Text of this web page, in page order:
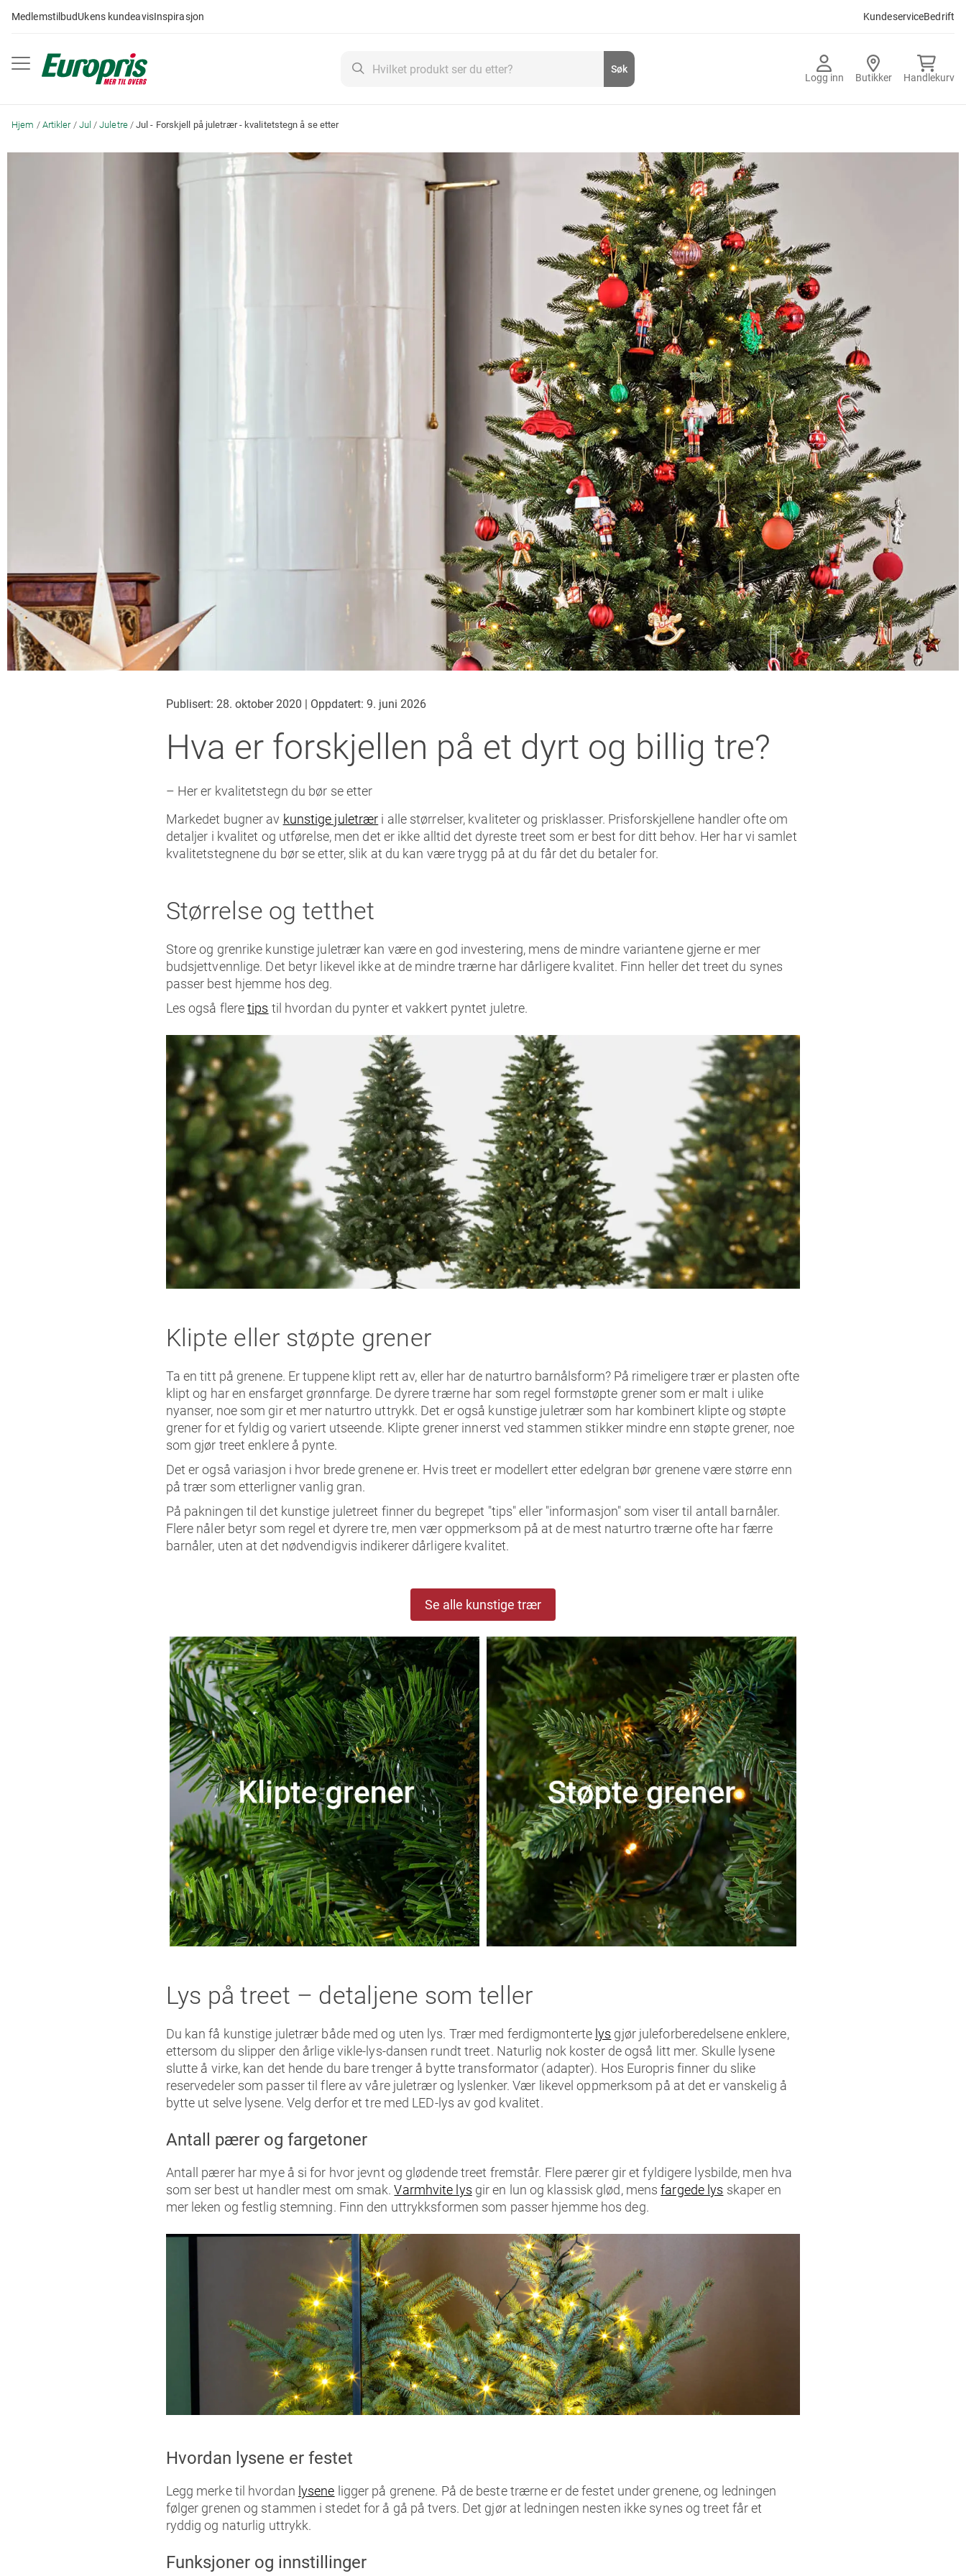
til
MedlemstilbudUkens kundeavisInspirasjon KundeserviceBedrift
Logg inn Butikker Handlekurv
Søk
Hjem Artikler Jul Juletre Jul - Forskjell på juletrær - kvalitetstegn å se etter
Publisert: 28. oktober 2020 | Oppdatert: 9. juni 2026
Hva er forskjellen på et dyrt og billig tre?
– Her er kvalitetstegn du bør se etter
Markedet bugner av kunstige juletrær i alle størrelser, kvaliteter og prisklasser. Prisforskjellene handler ofte om
detaljer i kvalitet og utførelse, men det er ikke alltid det dyreste treet som er best for ditt behov. Her har vi samlet
kvalitetstegnene du bør se etter, slik at du kan være trygg på at du får det du betaler for.
Størrelse og tetthet
Store og grenrike kunstige juletrær kan være en god investering, mens de mindre variantene gjerne er mer
budsjettvennlige. Det betyr likevel ikke at de mindre trærne har dårligere kvalitet. Finn heller det treet du synes
passer best hjemme hos deg.
Les også fleretips til hvordan du pynter et vakkert pyntet juletre.
Klipte eller støpte grener
Ta en titt på grenene. Er tuppene klipt rett av, eller har de naturtro barnålsform? På rimeligere trær er plasten ofte
klipt og har en ensfarget grønnfarge. De dyrere trærne har som regel formstøpte grener som er malt i ulike
nyanser, noe som gir et mer naturtro uttrykk. Det er også kunstige juletrær som har kombinert klipte og støpte
grener for et fyldig og variert utseende. Klipte grener innerst ved stammen stikker mindre enn støpte grener, noe
som gjør treet enklere å pynte.
Det er også variasjon i hvor brede grenene er. Hvis treet er modellert etter edelgran bør grenene være større enn
på trær som etterligner vanlig gran.
På pakningen til det kunstige juletreet finner du begrepet "tips" eller "informasjon" som viser til antall barnåler.
Flere nåler betyr som regel et dyrere tre, men vær oppmerksom på at de mest naturtro trærne ofte har færre
barnåler, uten at det nødvendigvis indikerer dårligere kvalitet.
Se alle kunstige trær
Lys på treet – detaljene som teller
Du kan få kunstige juletrær både med og uten lys. Trær med ferdigmonterte lys gjør juleforberedelsene enklere,
ettersom du slipper den årlige vikle-lys-dansen rundt treet. Naturlig nok koster de også litt mer. Skulle lysene
slutte å virke, kan det hende du bare trenger å bytte transformator (adapter). Hos Europris finner du slike
reservedeler som passer til flere av våre juletrær og lyslenker. Vær likevel oppmerksom på at det er vanskelig å
bytte ut selve lysene. Velg derfor et tre med LED-lys av god kvalitet.
Antall pærer og fargetoner
Antall pærer har mye å si for hvor jevnt og glødende treet fremstår. Flere pærer gir et fyldigere lysbilde, men hva
som ser best ut handler mest om smak.Varmhvite lys gir en lun og klassisk glød, mensfargede lys skaper en
mer leken og festlig stemning. Finn den uttrykksformen som passer hjemme hos deg.
Hvordan lysene er festet
Legg merke til hvordan lysene ligger på grenene. På de beste trærne er de festet under grenene, og ledningen
følger grenen og stammen i stedet for å gå på tvers. Det gjør at ledningen nesten ikke synes og treet får et
ryddig og naturlig uttrykk.
Funksjoner og innstillinger